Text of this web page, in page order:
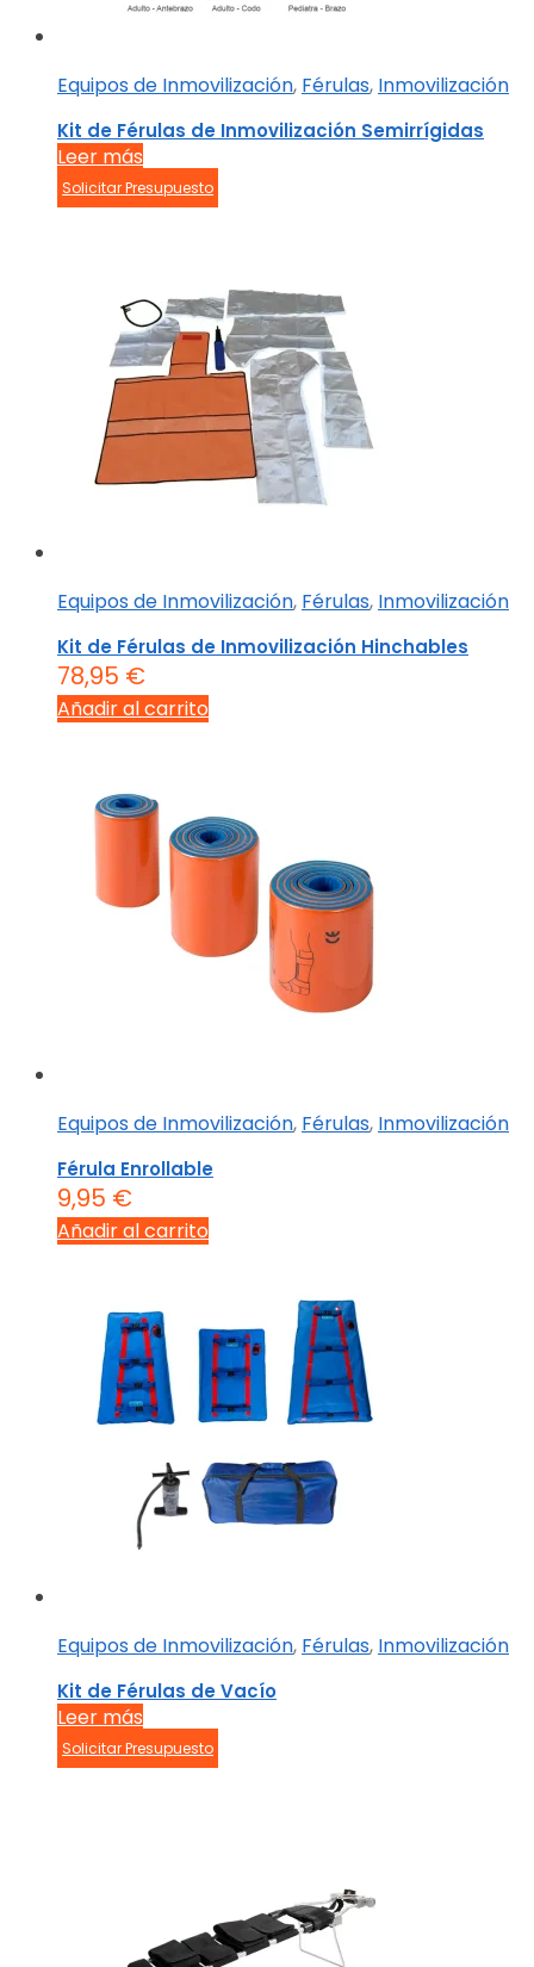
Equipos de Inmovilización, Férulas, Inmovilización
Kit de Férulas de Inmovilización Semirrígidas
Leer más
Solicitar Presupuesto
Equipos de Inmovilización, Férulas, Inmovilización
Kit de Férulas de Inmovilización Hinchables
78,95 €
Añadir al carrito
Equipos de Inmovilización, Férulas, Inmovilización
Férula Enrollable
9,95 €
Añadir al carrito
Equipos de Inmovilización, Férulas, Inmovilización
Kit de Férulas de Vacío
Leer más
Solicitar Presupuesto